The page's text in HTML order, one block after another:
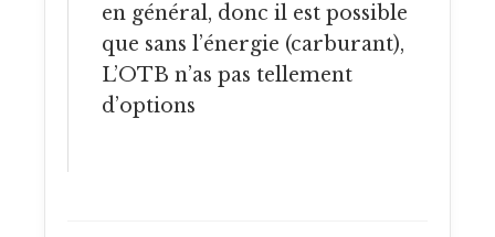
en général, donc il est possible
que sans l’énergie (carburant),
L’OTB n’as pas tellement
d’options